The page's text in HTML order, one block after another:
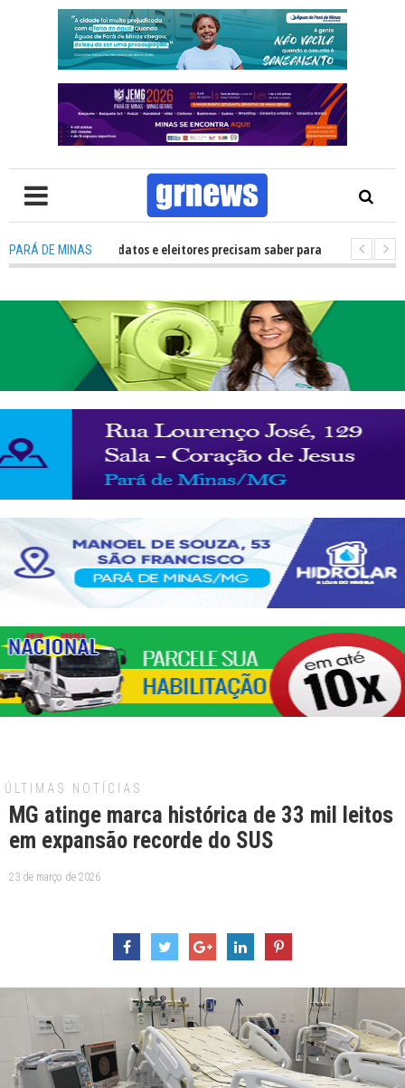
PARÁ DE MINAS
TV: O que candidatos e eleitores precisam saber para não ter problemas
ÚLTIMAS NOTÍCIAS
MG atinge marca histórica de 33 mil leitos
em expansão recorde do SUS
23 de março de 2026